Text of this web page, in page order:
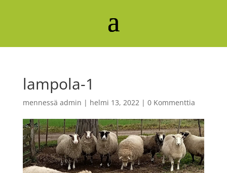
lampola-1
mennessä admin | helmi 13, 2022| 0 Kommenttia